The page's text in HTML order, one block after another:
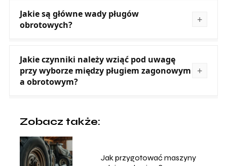
Jakie są główne wady pługów
obrotowych?
Jakie czynniki należy wziąć pod uwagę
przy wyborze między pługiem zagonowym
a obrotowym?
Zobacz także:
Jak przygotować maszyny